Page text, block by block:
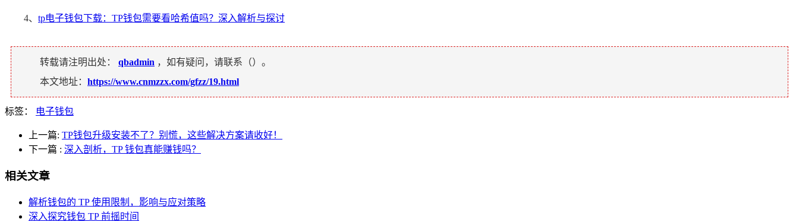
4、 tp电子钱包下载：TP钱包需要看哈希值吗？深入解析与探讨
转载请注明出处： qbadmin ，如有疑问，请联系（）。
本文地址： https://www.cnmzzx.com/gfzz/19.html
标签： 电子钱包
上一篇: TP钱包升级安装不了？别慌，这些解决方案请收好！
下一篇 : 深入剖析，TP 钱包真能赚钱吗？
相关文章
解析钱包的 TP 使用限制，影响与应对策略
深入探究钱包 TP 前摇时间